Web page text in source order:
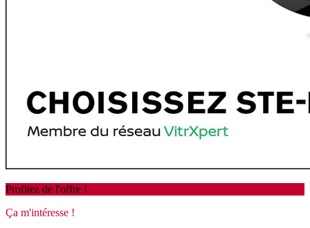
Profitez de l'offre !
Ça m'intéresse !